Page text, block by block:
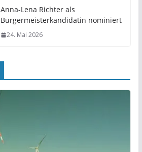
Anna-Lena Richter als
Bürgermeisterkandidatin nominiert
24. Mai 2026